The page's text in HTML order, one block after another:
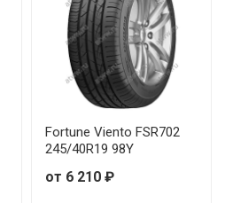
Fortune Viento FSR702
245/40R19 98Y
от 6 210 ₽